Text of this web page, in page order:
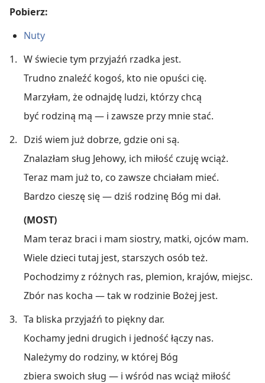
Pobierz:
Nuty
1. W świecie tym przyjaźń rzadka jest.
Trudno znaleźć kogoś, kto nie opuści cię.
Marzyłam, że odnajdę ludzi, którzy chcą
być rodziną mą — i zawsze przy mnie stać.
2. Dziś wiem już dobrze, gdzie oni są.
Znalazłam sług Jehowy, ich miłość czuję wciąż.
Teraz mam już to, co zawsze chciałam mieć.
Bardzo cieszę się — dziś rodzinę Bóg mi dał.
(MOST)
Mam teraz braci i mam siostry, matki, ojców mam.
Wiele dzieci tutaj jest, starszych osób też.
Pochodzimy z różnych ras, plemion, krajów, miejsc.
Zbór nas kocha — tak w rodzinie Bożej jest.
3. Ta bliska przyjaźń to piękny dar.
Kochamy jedni drugich i jedność łączy nas.
Należymy do rodziny, w której Bóg
zbiera swoich sług — i wśród nas wciąż miłość